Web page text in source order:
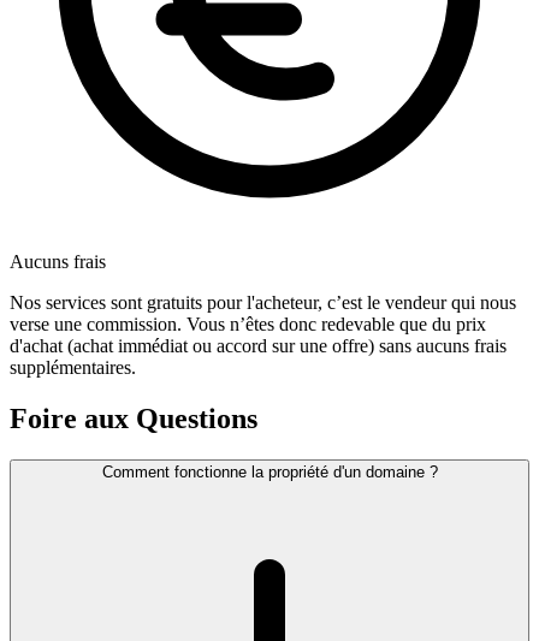
Aucuns frais
Nos services sont gratuits pour l'acheteur, c’est le vendeur qui nous
verse une commission. Vous n’êtes donc redevable que du prix
d'achat (achat immédiat ou accord sur une offre) sans aucuns frais
supplémentaires.
Foire aux Questions
Comment fonctionne la propriété d'un domaine ?